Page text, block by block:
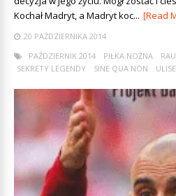
Kochał Madryt, a Madryt koc... [Read
20 PAŹDZIERNIKA 2014
PAŹDZIERNIK 2014
PIŁKA NOŻNA
SEKRETY LEGENDY
SINE QUA NON